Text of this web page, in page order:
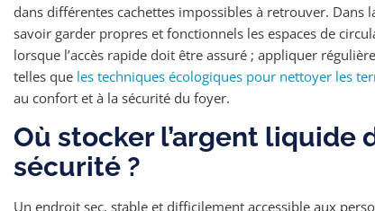
dans différentes cachettes impossibles à retrouver. Dans
savoir garder propres et fonctionnels les espaces de
lorsque l’accès rapide doit être assuré ; appliquer
telles que les techniques écologiques pour nettoyer les
au confort et à la sécurité du foyer.
Où stocker l’argent liquide
sécurité ?
Un endroit sec, stable et difficilement accessible aux